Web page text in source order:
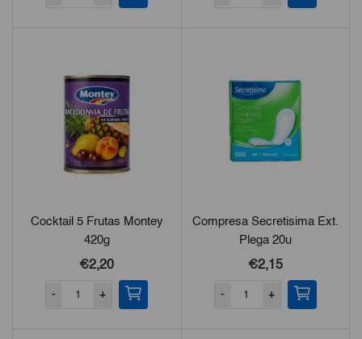
Cocktail 5 Frutas Montey
420g
€2,20
- +
Compresa Secretisima Ext.
Plega 20u
€2,15
- +